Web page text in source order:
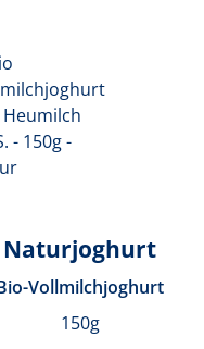
Naturjoghurt
Vollmilchjoghurt
150g